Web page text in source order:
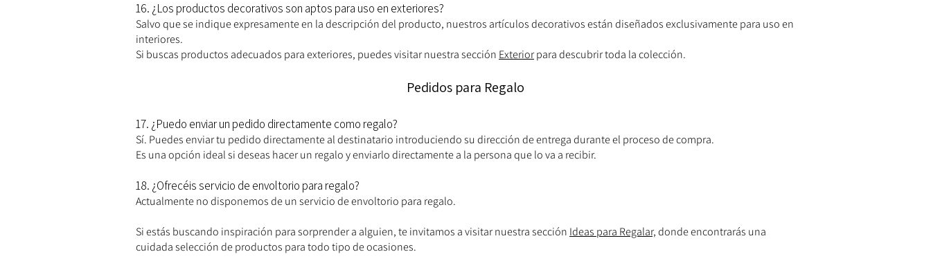
16. ¿Los productos decorativos son aptos para uso en exteriores?
Salvo que se indique expresamente en la descripción del producto, nuestros artículos decorativos están diseñados exclusivamente para uso en
interiores.
Si buscas productos adecuados para exteriores, puedes visitar nuestra sección Exteriorpara descubrir toda la colección.
Pedidos para Regalo
17. ¿Puedo enviar un pedido directamente como regalo?
Sí. Puedes enviar tu pedido directamente al destinatario introduciendo su dirección de entrega durante el proceso de compra.
Es una opción ideal si deseas hacer un regalo y enviarlo directamente a la persona que lo va a recibir.
18. ¿Ofrecéis servicio de envoltorio para regalo?
Actualmente no disponemos de un servicio de envoltorio para regalo.
Si estás buscando inspiración para sorprender a alguien, te invitamos a visitar nuestra sección Ideas para Regalar,donde encontrarás una
cuidada selección de productos para todo tipo de ocasiones.